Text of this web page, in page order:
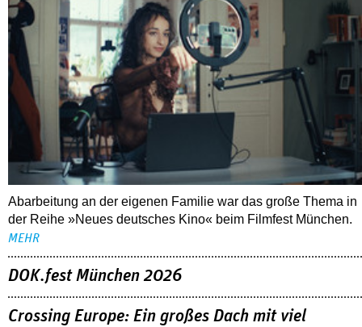
Abarbeitung an der eigenen Familie war das große Thema in
der Reihe »Neues deutsches Kino« beim Filmfest München.
MEHR
DOK.fest München 2026
Crossing Europe: Ein großes Dach mit viel